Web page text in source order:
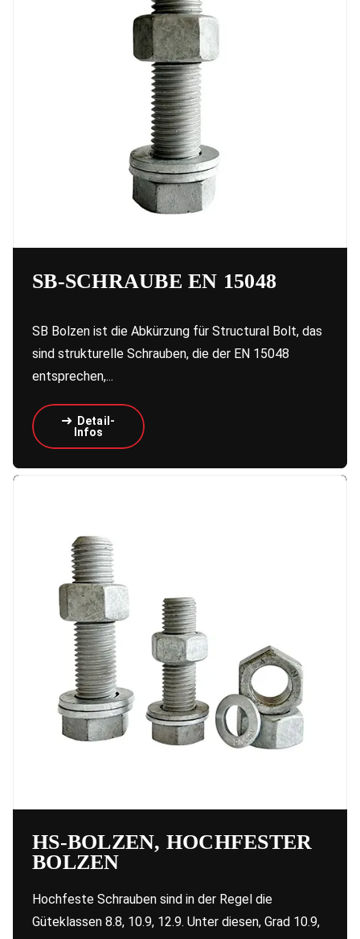
SB-SCHRAUBE EN 15048
SB Bolzen ist die Abkürzung für Structural Bolt, das
sind strukturelle Schrauben, die der EN 15048
entsprechen,...
Detail-
Infos
HS-BOLZEN, HOCHFESTER
BOLZEN
Hochfeste Schrauben sind in der Regel die
Güteklassen 8.8, 10.9, 12.9. Unter diesen, Grad 10.9,